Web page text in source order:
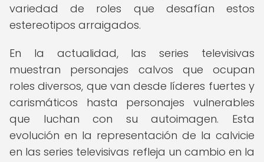
variedad de roles que desafían estos
estereotipos arraigados.
En la actualidad, las series televisivas
muestran personajes calvos que ocupan
roles diversos, que van desde líderes fuertes y
carismáticos hasta personajes vulnerables
que luchan con su autoimagen. Esta
evolución en la representación de la calvicie
en las series televisivas refleja un cambio en la